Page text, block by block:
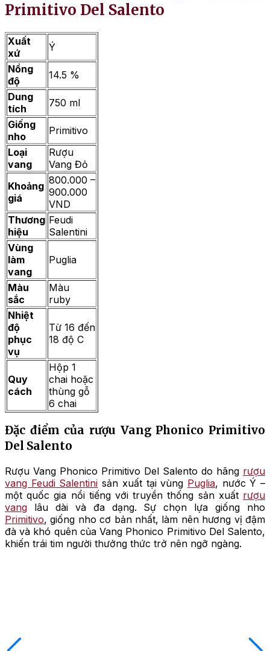
Primitivo Del Salento
Xuất
xứ
Ý
Nồng
độ
14.5 %
Dung
tích
750 ml
Giống
nho
Primitivo
Loại
vang
Rượu
Vang Đỏ
Khoảng
giá
800.000 –
900.000
VND
Thương
hiệu
Feudi
Salentini
Vùng
làm
vang
Puglia
Màu
sắc
Màu
ruby
Nhiệt
độ
phục
vụ
Từ 16 đến
18 độ C
Quy
cách
Hộp 1
chai hoặc
thùng gỗ
6 chai
Đặc điểm của rượu Vang Phonico Primitivo
Del Salento
Rượu Vang Phonico Primitivo Del Salento do hãng rượu
vang Feudi Salentini sản xuất tại vùng Puglia, nước Ý –
một quốc gia nổi tiếng với truyền thống sản xuất rượu
vang lâu dài và đa dạng. Sự chọn lựa giống nho
Primitivo, giống nho cơ bản nhất, làm nên hương vị đậm
đà và khó quên của Vang Phonico Primitivo Del Salento,
khiến trái tim người thưởng thức trở nên ngỡ ngàng.